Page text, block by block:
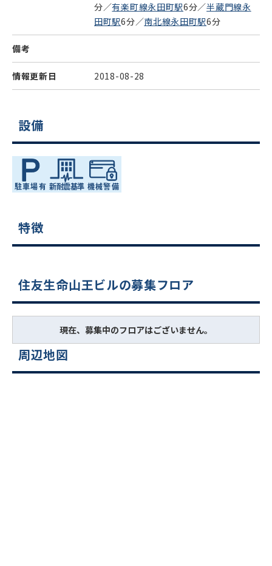
分／有楽町線永田町駅6分／半蔵門線永
田町駅6分／南北線永田町駅6分
備考
情報更新日 2018-08-28
設備
特徴
住友生命山王ビルの募集フロア
現在、募集中のフロアはございません。
周辺地図